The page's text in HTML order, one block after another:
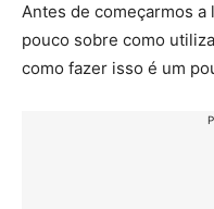
Antes de começarmos
pouco sobre como
como fazer isso é um